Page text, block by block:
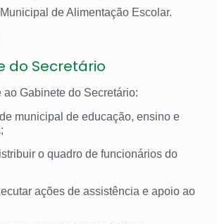
de Alimentação Escolar.
do Secretário
ao Gabinete do Secretário:
municipal de educação, ensino e
o quadro de funcionários do
ações de assistência e apoio ao